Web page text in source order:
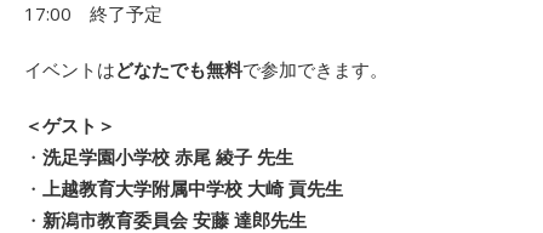
17:00 終了予定
イベントはどなたでも無料で参加できます。
＜ゲスト＞
・ 洗足学園小学校 赤尾 綾子 先生
・ 上越教育大学附属中学校 大崎 貢先生
・ 新潟市教育委員会 安藤 達郎先生